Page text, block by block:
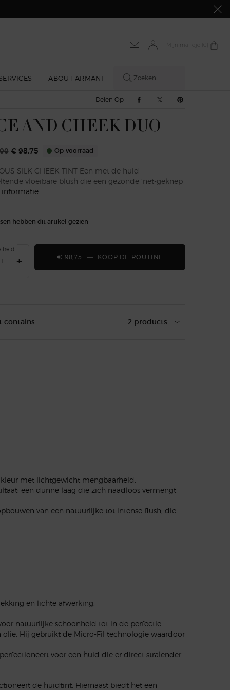
Mijn mandje
0 product
ABOUT ARMANI Zoeken
Delen Op Delen Op Facebook
Delen Op Twitter
Delen Op
AND CHEEK DUO
€ 98,75 Op voorraad
SILK CHEEK TINT Een met de huid
vloeibare blush die een gezonde 'net-geknep
informatie
hebben dit artikel gezien
+ € 98,75 ― KOOP DE ROUTINE
contains 2 products
met lichtgewicht mengbaarheid.
een dunne laag die zich naadloos vermengt
van een natuurlijke tot intense flush, die
en lichte afwerking.
natuurlijke schoonheid tot in de perfectie.
olie. Hij gebruikt de Micro-Fil technologie waardoor
voor een huid die er direct stralender
de huidtint. Hiernaast biedt het een